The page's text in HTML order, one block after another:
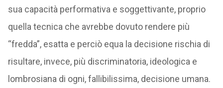
sua capacità performativa e soggettivante, proprio
quella tecnica che avrebbe dovuto rendere più
“fredda”, esatta e perciò equa la decisione rischia di
risultare, invece, più discriminatoria, ideologica e
lombrosiana di ogni, fallibilissima, decisione umana.